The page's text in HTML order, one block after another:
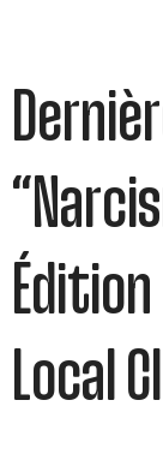
Édition
Local